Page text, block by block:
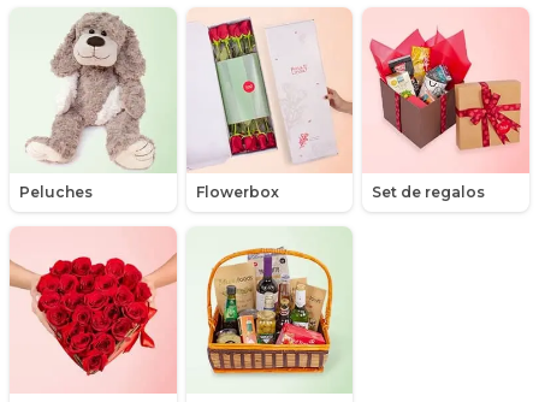
Peluches Flowerbox Set de regalos
Maules
Mensajes
Minirosas
Nacimiento de niños
Nacimientos
Nacimientos de niñas
Packs de productos
Peluches